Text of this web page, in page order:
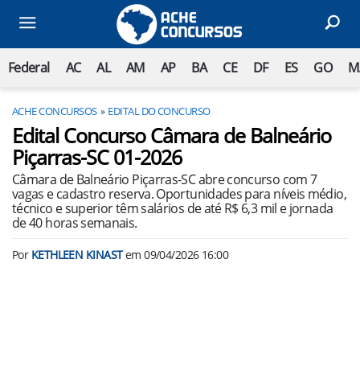
Federal AC AL AM AP BA CE DF ES GO
ACHE CONCURSOS EDITAL DO CONCURSO
Edital Concurso Câmara de Balneário
Piçarras-SC 01-2026
Câmara de Balneário Piçarras-SC abre concurso com 7
vagas e cadastro reserva. Oportunidades para níveis médio,
técnico e superior têm salários de até R$ 6,3 mil e jornada
de 40 horas semanais.
Por KETHLEEN KINASTem09/04/2026 16:00